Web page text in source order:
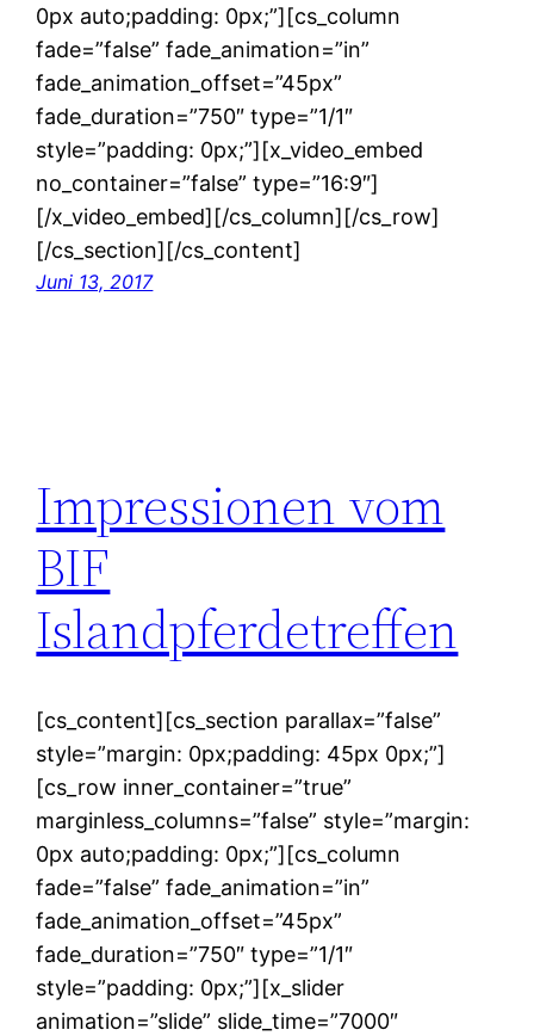
0px auto;padding: 0px;”][cs_column
fade=”false” fade_animation=”in”
fade_animation_offset=”45px”
fade_duration=”750″ type=”1/1″
style=”padding: 0px;”][x_video_embed
no_container=”false” type=”16:9″]
[/x_video_embed][/cs_column][/cs_row]
[/cs_section][/cs_content]
Juni 13, 2017
Impressionen vom
BIF
Islandpferdetreffen
[cs_content][cs_section parallax=”false”
style=”margin: 0px;padding: 45px 0px;”]
[cs_row inner_container=”true”
marginless_columns=”false” style=”margin:
0px auto;padding: 0px;”][cs_column
fade=”false” fade_animation=”in”
fade_animation_offset=”45px”
fade_duration=”750″ type=”1/1″
style=”padding: 0px;”][x_slider
animation=”slide” slide_time=”7000″